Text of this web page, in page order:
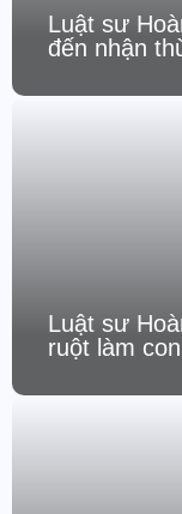
Luật sư
đến nhận
Luật sư
ruột làm